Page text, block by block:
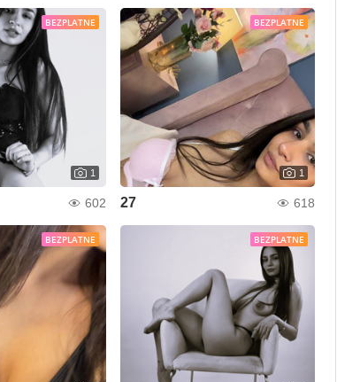
BEZPLATNE
1
602
BEZPLATNE
1
27 618
BEZPLATNE BEZPLATNE